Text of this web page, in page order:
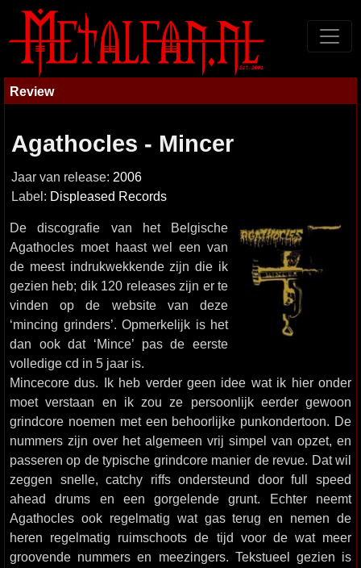
Review
Agathocles - Mincer
Jaar van release: 2006
Label: Displeased Records
De discografie van het Belgische
Agathocles moet haast wel een van
de meest indrukwekkende zijn die ik
gezien heb; dik 120 releases zijn er te
vinden op de website van deze
‘mincing grinders’. Opmerkelijk is het
dan ook dat ‘Mince’ pas de eerste
volledige cd in 5 jaar is.
Mincecore dus. Ik heb verder geen idee wat ik hier onder
moet verstaan en ik zou ze persoonlijk eerder gewoon
grindcore noemen met een behoorlijke punkondertoon. De
nummers zijn over het algemeen vrij simpel van opzet, en
passeren op de typische grindcore manier de revue. Dat wil
zeggen snelle, catchy riffs ondersteund door full speed
ahead drums en een gorgelende grunt. Echter neemt
Agathocles ook regelmatig wat gas terug en nemen de
heren regelmatig ruimschoots de tijd voor de wat meer
groovende nummers en meezingers. Tekstueel gezien is